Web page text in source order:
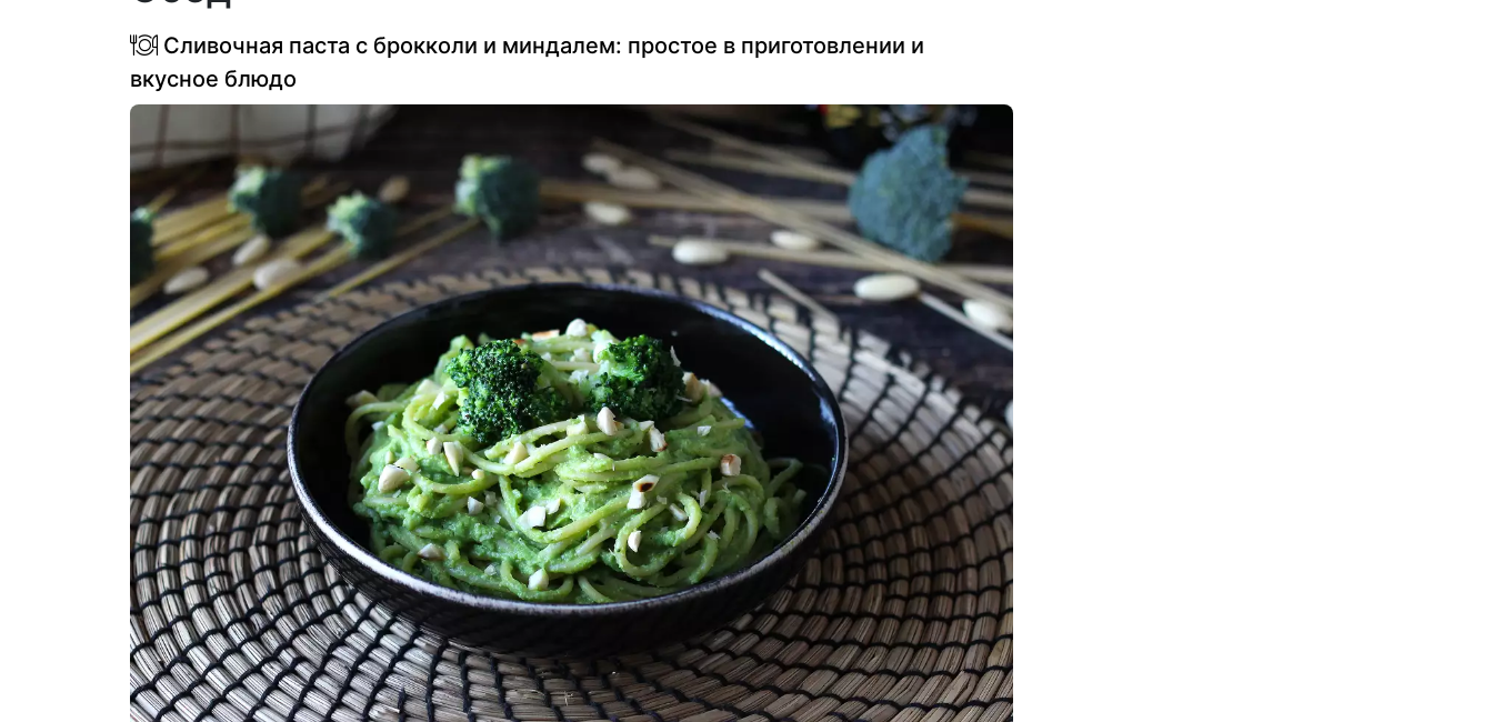
Сливочная паста с брокколи и миндалем: простое в приготовлении и
вкусное блюдо